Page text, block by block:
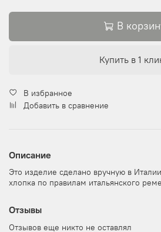
В
Купить в 1
В избранное
Добавить в сравнение
Описание
Это изделие сделано вручную в
хлопка по правилам итальянского
Отзывы
Отзывов еще никто не оставлял